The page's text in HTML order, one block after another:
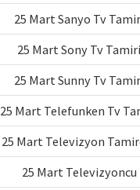
25 Mart Sanyo Tv
25 Mart Sony Tv Tamiri
25 Mart Sunny Tv
25 Mart Telefunken Tv
25 Mart Televizyon
25 Mart Televizyoncu